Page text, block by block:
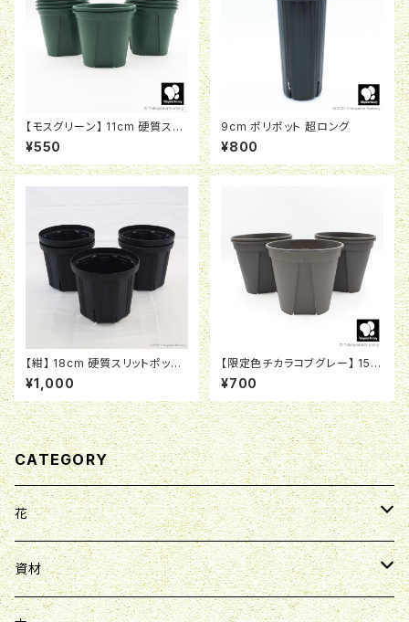
【モスグリーン】 11cm 硬質スリ
ットポット EU-11
¥550
9cm ポリポット 超ロング
¥800
【紺】 18cm 硬質スリットポット
CSM-180
¥1,000
【限定色チカラコブグレー】 15c
m 硬質スリットポット EU-15
¥700
CATEGORY
花
クリスマスローズ
資材